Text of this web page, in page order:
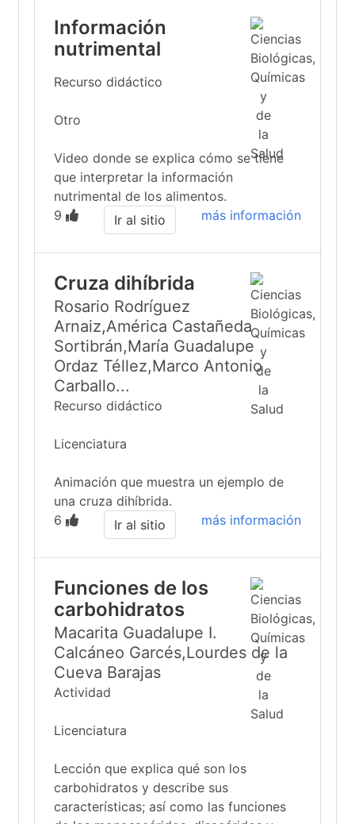
Información
nutrimental
Recurso didáctico
Otro
Video donde se explica cómo se tiene
que interpretar la información
nutrimental de los alimentos.
9
más información
Ir al sitio
Cruza dihíbrida
Rosario Rodríguez
Arnaiz,América Castañeda
Sortibrán,María Guadalupe
Ordaz Téllez,Marco Antonio
Carballo...
Recurso didáctico
Licenciatura
Animación que muestra un ejemplo de
una cruza dihíbrida.
6
más información
Ir al sitio
Funciones de los
carbohidratos
Macarita Guadalupe I.
Calcáneo Garcés,Lourdes de la
Cueva Barajas
Actividad
Licenciatura
Lección que explica qué son los
carbohidratos y describe sus
características; así como las funciones